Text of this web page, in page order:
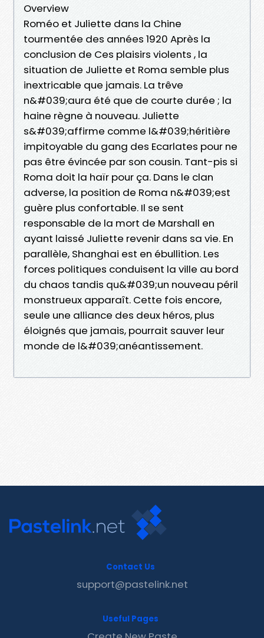
Overview
Roméo et Juliette dans la Chine
tourmentée des années 1920 Après la
conclusion de Ces plaisirs violents , la
situation de Juliette et Roma semble plus
inextricable que jamais. La trêve
n&#039;aura été que de courte durée ; la
haine règne à nouveau. Juliette
s&#039;affirme comme l&#039;héritière
impitoyable du gang des Ecarlates pour ne
pas être évincée par son cousin. Tant-pis si
Roma doit la haïr pour ça. Dans le clan
adverse, la position de Roma n&#039;est
guère plus confortable. Il se sent
responsable de la mort de Marshall en
ayant laissé Juliette revenir dans sa vie. En
parallèle, Shanghai est en ébullition. Les
forces politiques conduisent la ville au bord
du chaos tandis qu&#039;un nouveau péril
monstrueux apparaît. Cette fois encore,
seule une alliance des deux héros, plus
éloignés que jamais, pourrait sauver leur
monde de l&#039;anéantissement.
Contact Us
support@pastelink.net
Useful Pages